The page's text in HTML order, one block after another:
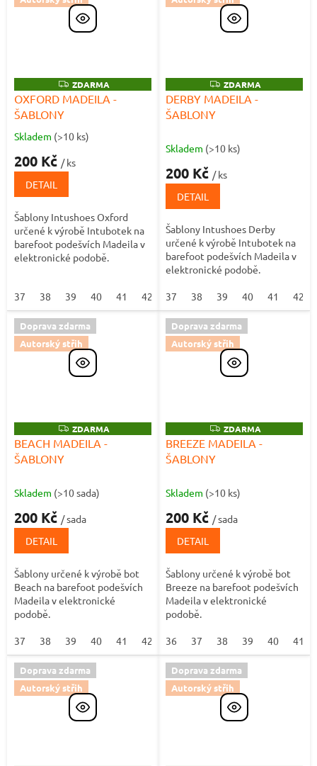
Z
D
A
A
ZDARMA
OXFORD MADEILA -
ŠABLONY
Průměrné
produktu
5,0
5
hvězdiček.
Skladem (>10 ks)
200 Kč / ks
DETAIL
Šablony Intushoes Oxford
určené k výrobě Intubotek na
barefoot podešvích Madeila v
elektronické podobě.
37 38 39 40 41 42
Z
D
A
ZDARMA
DERBY MADEILA -
ŠABLONY
Skladem (>10 ks)
200 Kč / ks
DETAIL
Šablony Intushoes Derby
určené k výrobě Intubotek na
barefoot podešvích Madeila v
elektronické podobě.
37 38 39 40 41 42
Doprava zdarma
Autorský střih
Z
D
A
ZDARMA
BEACH MADEILA -
ŠABLONY
Skladem (>10 sada)
200 Kč / sada
DETAIL
Šablony určené k výrobě bot
Beach na barefoot podešvích
Madeila v elektronické
podobě.
37 38 39 40 41 42
Doprava zdarma
Autorský střih
Z
D
A
ZDARMA
BREEZE MADEILA -
ŠABLONY
Skladem (>10 ks)
200 Kč / sada
DETAIL
Šablony určené k výrobě bot
Breeze na barefoot podešvích
Madeila v elektronické
podobě.
36 37 38 39 40 41
Doprava zdarma
Autorský střih
Doprava zdarma
Autorský střih